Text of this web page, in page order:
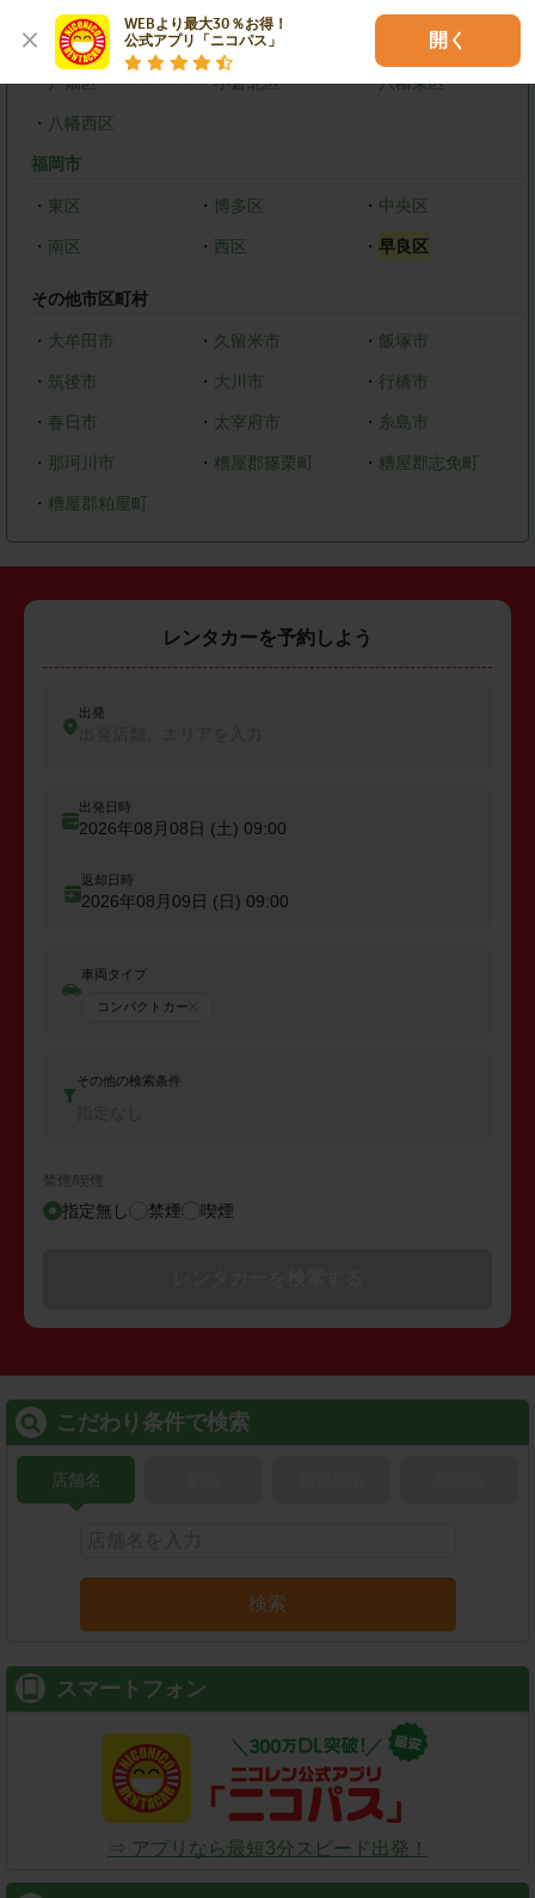
WEBより最大30％お得！
公式アプリ「ニコパス」
開く
北九州市
・戸畑区 ・小倉北区 ・八幡東区
・ 八幡西区
福岡市
・ 東区 ・ 博多区 ・ 中央区
・ 南区 ・ 西区 ・早良区
その他市区町村
・ 大牟田市 ・ 久留米市 ・ 飯塚市
・ 筑後市 ・ 大川市 ・行橋市
・ 春日市 ・ 太宰府市 ・ 糸島市
・ 那珂川市 ・ 糟屋郡篠栗町 ・ 糟屋郡志免町
・ 糟屋郡粕屋町
レンタカーを予約しよう
出発
出発日時
2026年08月08日 (土) 09:00
返却日時
2026年08月09日 (日) 09:00
車両タイプ
コンパクトカー
その他の検索条件
禁煙/喫煙
指定無し 禁煙 喫煙
こだわり条件で検索
店舗名
検索
スマートフォン
⇒ アプリなら最短3分スピード出発！